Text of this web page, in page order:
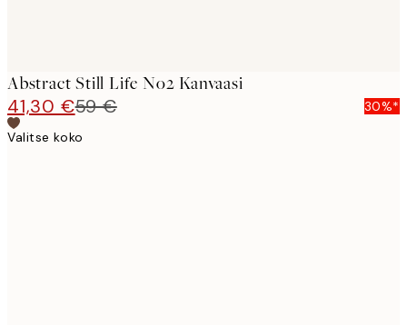
Abstract Still Life No2 Kanvaasi
41,30 €59 €
30%*
Valitse koko